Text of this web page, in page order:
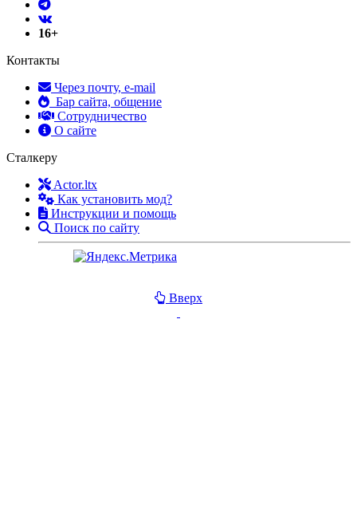
16+
Контакты
Через почту, e-mail
Бар сайта, общение
Сотрудничество
О сайте
Сталкеру
Actor.ltx
Как установить мод?
Инструкции и помощь
Поиск по сайту
Вверх